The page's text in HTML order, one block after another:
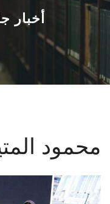
محمود